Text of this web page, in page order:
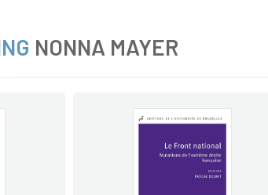
NONNA MAYER